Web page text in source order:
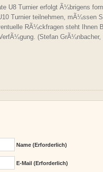
U8 Turnier erfolgt Ã¼brigens
Turnier teilnehmen, mÃ¼ssen
RÃ¼ckfragen steht Ihnen
(Stefan
Name (erforderlich)
E-Mail (erforderlich)